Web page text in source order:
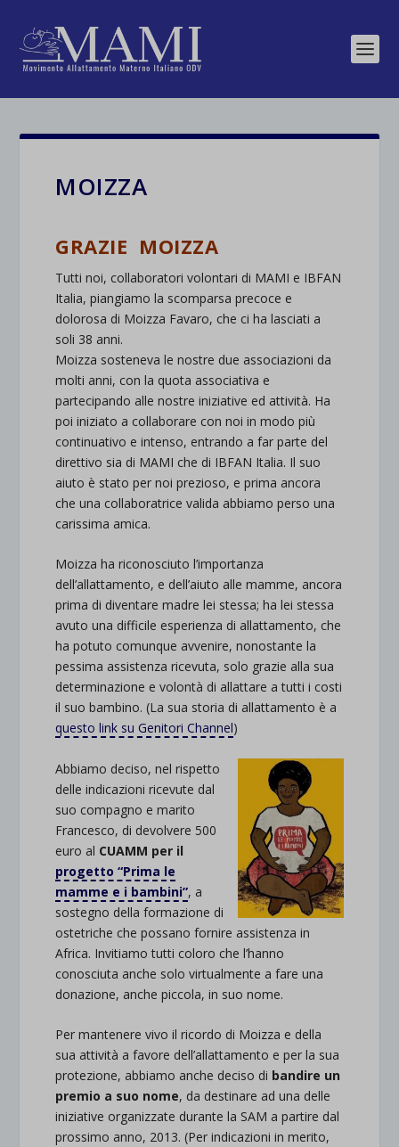
MOIZZA
GRAZIE MOIZZA
Tutti noi, collaboratori volontari di MAMI e IBFAN
Italia, piangiamo la scomparsa precoce e
dolorosa di Moizza Favaro, che ci ha lasciati a
soli 38 anni.
Moizza sosteneva le nostre due associazioni da
molti anni, con la quota associativa e
partecipando alle nostre iniziative ed attività. Ha
poi iniziato a collaborare con noi in modo più
continuativo e intenso, entrando a far parte del
direttivo sia di MAMI che di IBFAN Italia. Il suo
aiuto è stato per noi prezioso, e prima ancora
che una collaboratrice valida abbiamo perso una
carissima amica.
Moizza ha riconosciuto l’importanza
dell’allattamento, e dell’aiuto alle mamme, ancora
prima di diventare madre lei stessa; ha lei stessa
avuto una difficile esperienza di allattamento, che
ha potuto comunque avvenire, nonostante la
pessima assistenza ricevuta, solo grazie alla sua
determinazione e volontà di allattare a tutti i costi
il suo bambino. (La sua storia di allattamento è a
questo link su Genitori Channel)
Abbiamo deciso, nel rispetto
delle indicazioni ricevute dal
suo compagno e marito
Francesco, di devolvere 500
euro al CUAMM per il
progetto “Prima le
mamme e i bambini”, a
sostegno della formazione di
ostetriche che possano fornire assistenza in
Africa. Invitiamo tutti coloro che l’hanno
conosciuta anche solo virtualmente a fare una
donazione, anche piccola, in suo nome.
Per mantenere vivo il ricordo di Moizza e della
sua attività a favore dell’allattamento e per la sua
protezione, abbiamo anche deciso di bandire un
premio a suo nome, da destinare ad una delle
iniziative organizzate durante la SAM a partire dal
prossimo anno, 2013. (Per indicazioni in merito,